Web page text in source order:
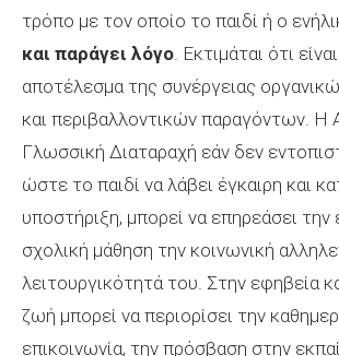
τρόπο με τον οποίο το παιδί ή ο
και παράγει λόγο. Εκτιμάται ότι
αποτέλεσμα της συνέργειας
και περιβαλλοντικών παραγόντων. Η
Γλωσσική Διαταραχή εάν δεν
ώστε το παιδί να λάβει έγκαιρη και
υποστήριξη, μπορεί να επηρεάσει την
σχολική μάθηση την κοινωνική
λειτουργικότητά του. Στην εφηβεία
ζωή μπορεί να περιορίσει την
επικοινωνία, την πρόσβαση στην